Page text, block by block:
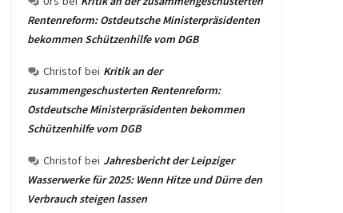
Rentenreform: Ostdeutsche Ministerpräsidenten
bekommen Schützenhilfe vom DGB
Christof bei Kritik an der
zusammengeschusterten Rentenreform:
Ostdeutsche Ministerpräsidenten bekommen
Schützenhilfe vom DGB
Christof bei Jahresbericht der Leipziger
Wasserwerke für 2025: Wenn Hitze und Dürre den
Verbrauch steigen lassen